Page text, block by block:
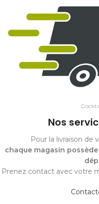
Nos
Pour la livraison de
chaque magasin
Prenez contact avec votre